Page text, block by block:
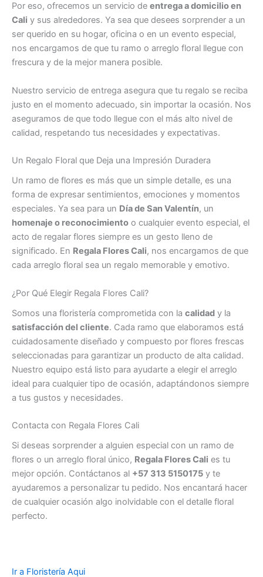
Por eso, ofrecemos un servicio de entrega a domicilio en
Cali y sus alrededores. Ya sea que desees sorprender a un
ser querido en su hogar, oficina o en un evento especial,
nos encargamos de que tu ramo o arreglo floral llegue con
frescura y de la mejor manera posible.
Nuestro servicio de entrega asegura que tu regalo se reciba
justo en el momento adecuado, sin importar la ocasión. Nos
aseguramos de que todo llegue con el más alto nivel de
calidad, respetando tus necesidades y expectativas.
Un Regalo Floral que Deja una Impresión Duradera
Un ramo de flores es más que un simple detalle, es una
forma de expresar sentimientos, emociones y momentos
especiales. Ya sea para un Día de San Valentín, un
homenaje o reconocimiento o cualquier evento especial, el
acto de regalar flores siempre es un gesto lleno de
significado. En Regala Flores Cali, nos encargamos de que
cada arreglo floral sea un regalo memorable y emotivo.
¿Por Qué Elegir Regala Flores Cali?
Somos una floristería comprometida con la calidad y la
satisfacción del cliente. Cada ramo que elaboramos está
cuidadosamente diseñado y compuesto por flores frescas
seleccionadas para garantizar un producto de alta calidad.
Nuestro equipo está listo para ayudarte a elegir el arreglo
ideal para cualquier tipo de ocasión, adaptándonos siempre
a tus gustos y necesidades.
Contacta con Regala Flores Cali
Si deseas sorprender a alguien especial con un ramo de
flores o un arreglo floral único, Regala Flores Cali es tu
mejor opción. Contáctanos al +57 313 5150175 y te
ayudaremos a personalizar tu pedido. Nos encantará hacer
de cualquier ocasión algo inolvidable con el detalle floral
perfecto.
Ir a Floristería Aqui